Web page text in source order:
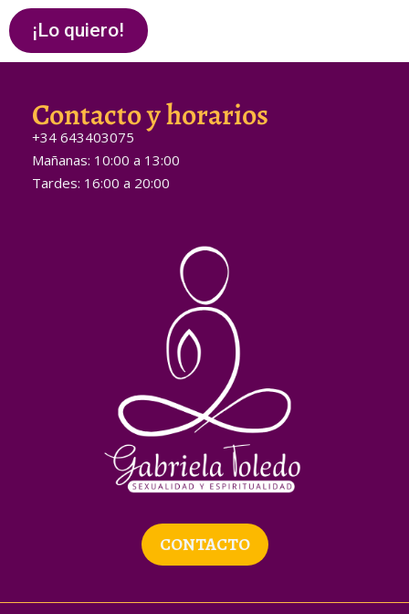
¡Lo quiero!
Contacto y horarios
+34 643403075
Mañanas: 10:00 a 13:00
Tardes: 16:00 a 20:00
CONTACTO